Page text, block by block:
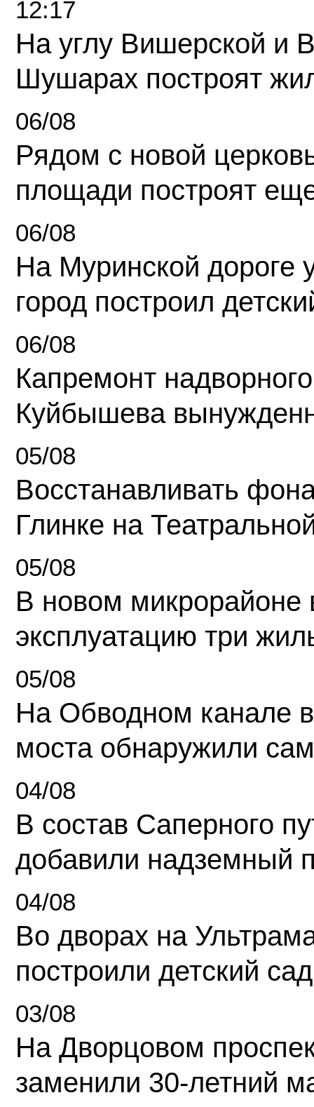
12:17
На углу Вишерской и
Шушарах построят
06/08
Рядом с новой
площади построят
06/08
На Муринской дороге
город построил
06/08
Капремонт
Куйбышева
05/08
Восстанавливать
Глинке на
05/08
В новом микрорайоне
эксплуатацию три
05/08
На Обводном канале
моста обнаружили
04/08
В состав Саперного
добавили надземный
04/08
Во дворах на
построили детский сад
03/08
На Дворцовом
заменили 30-летний